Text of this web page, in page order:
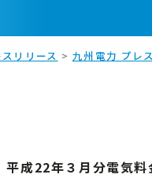
リリース > 九州電力 プレ
平成22年３月分電気